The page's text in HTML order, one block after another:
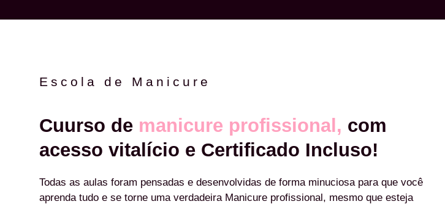
Escola de Manicure
Cuurso de manicure profissional, com
acesso vitalício e Certificado Incluso!
Todas as aulas foram pensadas e desenvolvidas de forma minuciosa para que você
aprenda tudo e se torne uma verdadeira Manicure profissional, mesmo que esteja